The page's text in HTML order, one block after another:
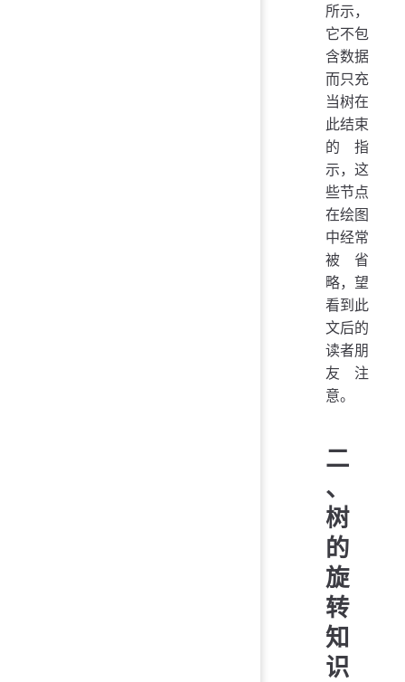
所示，
它不包
含数据
而只充
当树在
此结束
的指
示，这
些节点
在绘图
中经常
被省
略，望
看到此
文后的
读者朋
友注
意。
二
、
树
的
旋
转
知
识